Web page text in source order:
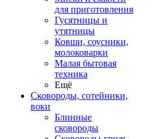
для приготовления
Гусятницы и
утятницы
Ковши, соусники,
молоковарки
Малая бытовая
техника
Ещё
Сковороды, сотейники,
воки
Блинные
сковороды